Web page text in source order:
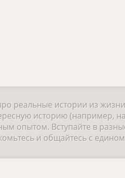
реальные истории из
историю (например,
опытом. Вступайте в
и общайтесь с